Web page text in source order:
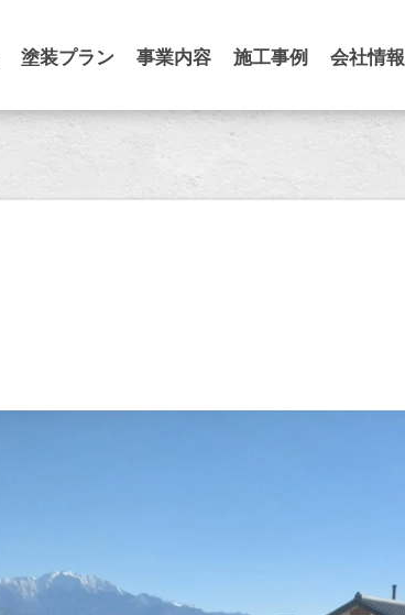
塗装プラン 事業内容 施工事例 会社情報